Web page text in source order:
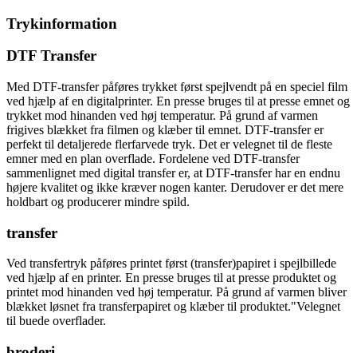
Trykinformation
DTF Transfer
Med DTF-transfer påføres trykket først spejlvendt på en speciel film
ved hjælp af en digitalprinter. En presse bruges til at presse emnet og
trykket mod hinanden ved høj temperatur. På grund af varmen
frigives blækket fra filmen og klæber til emnet. DTF-transfer er
perfekt til detaljerede flerfarvede tryk. Det er velegnet til de fleste
emner med en plan overflade. Fordelene ved DTF-transfer
sammenlignet med digital transfer er, at DTF-transfer har en endnu
højere kvalitet og ikke kræver nogen kanter. Derudover er det mere
holdbart og producerer mindre spild.
transfer
Ved transfertryk påføres printet først (transfer)papiret i spejlbillede
ved hjælp af en printer. En presse bruges til at presse produktet og
printet mod hinanden ved høj temperatur. På grund af varmen bliver
blækket løsnet fra transferpapiret og klæber til produktet."Velegnet
til buede overflader.